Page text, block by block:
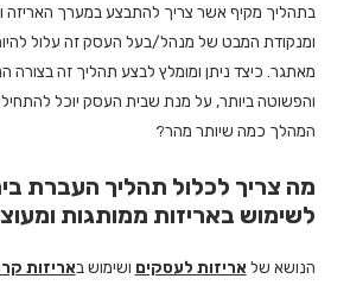
בתהליך מקיף אשר צריך להתבצע במערך האריזה
ומנקודת המבט של מנהל/בעל העסק זה עלול
מאתגר. כיצד ניתן ומומלץ לבצע תהליך זה בצורה
והפשוטה ביותר, על מנת שבית העסק יוכל
המהלך כמה שיותר מהר?
מה צריך לכלול תהליך העברת
לשימוש באריזות ממותגות
הנושא של אריזות לעסקים ושימוש באריזות